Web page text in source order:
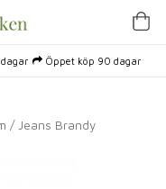
Öppet köp 90 dagar
/ Jeans Brandy